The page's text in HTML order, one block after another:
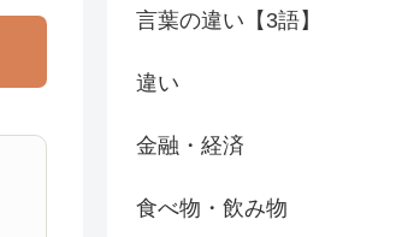
言葉の違い【3語】
違い
金融・経済
食べ物・飲み物